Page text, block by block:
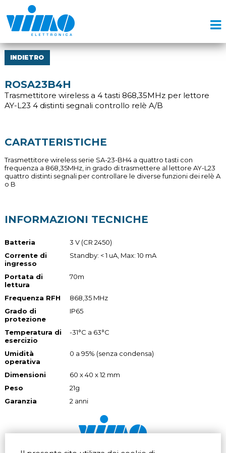
INDIETRO
ROSA23B4H
Trasmettitore wireless a 4 tasti 868,35MHz per lettore
AY-L23 4 distinti segnali controllo relè A/B
CARATTERISTICHE
Trasmettitore wireless serie SA-23-BH4 a quattro tasti con
frequenza a 868,35MHz, in grado di trasmettere al lettore AY-L23
quattro distinti segnali per controllare le diverse funzioni dei relè A
o B
INFORMAZIONI TECNICHE
Batteria
3 V (CR 2450)
Corrente di
ingresso
Standby: < 1 uA, Max: 10 mA
Portata di
lettura
70m
Frequenza RFH
868,35 MHz
Grado di
protezione
IP65
Temperatura di
esercizio
-31°C a 63°C
Umidità
operativa
0 a 95% (senza condensa)
Dimensioni
60 x 40 x 12 mm
Peso
21g
Garanzia
2 anni